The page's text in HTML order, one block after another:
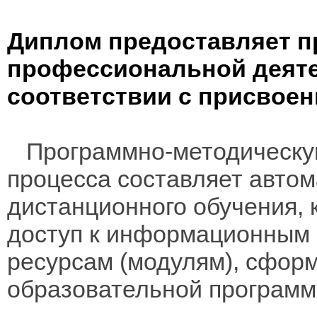
Диплом предоставляет
профессиональной
соответствии с
Программно-
процесса составляет
дистанционного обучения,
доступ к информационным
ресурсам (модулям),
образовательной